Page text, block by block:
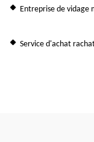
Entreprise de vidage
Service d'achat